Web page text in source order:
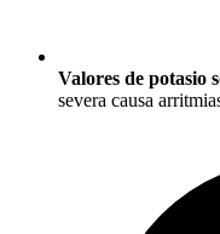
Valores de potasio
severa causa